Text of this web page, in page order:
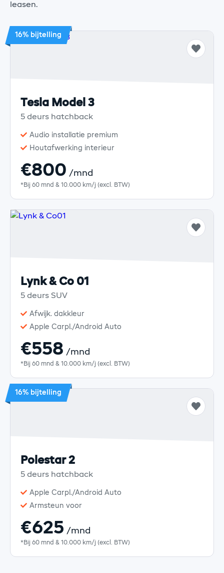
leasen.
16% bijtelling
Tesla Model 3
5 deurs hatchback
Audio installatie premium
Houtafwerking interieur
€800 /mnd
*Bij 60 mnd & 10.000 km/j (excl. BTW)
Lynk & Co 01
5 deurs SUV
Afwijk. dakkleur
Apple Carpl./Android Auto
€558 /mnd
*Bij 60 mnd & 10.000 km/j (excl. BTW)
16% bijtelling
Polestar 2
5 deurs hatchback
Apple Carpl./Android Auto
Armsteun voor
€625 /mnd
*Bij 60 mnd & 10.000 km/j (excl. BTW)